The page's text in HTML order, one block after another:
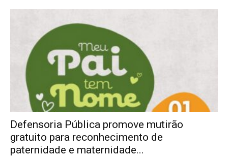
Defensoria Pública promove mutirão
gratuito para reconhecimento de
paternidade e maternidade...